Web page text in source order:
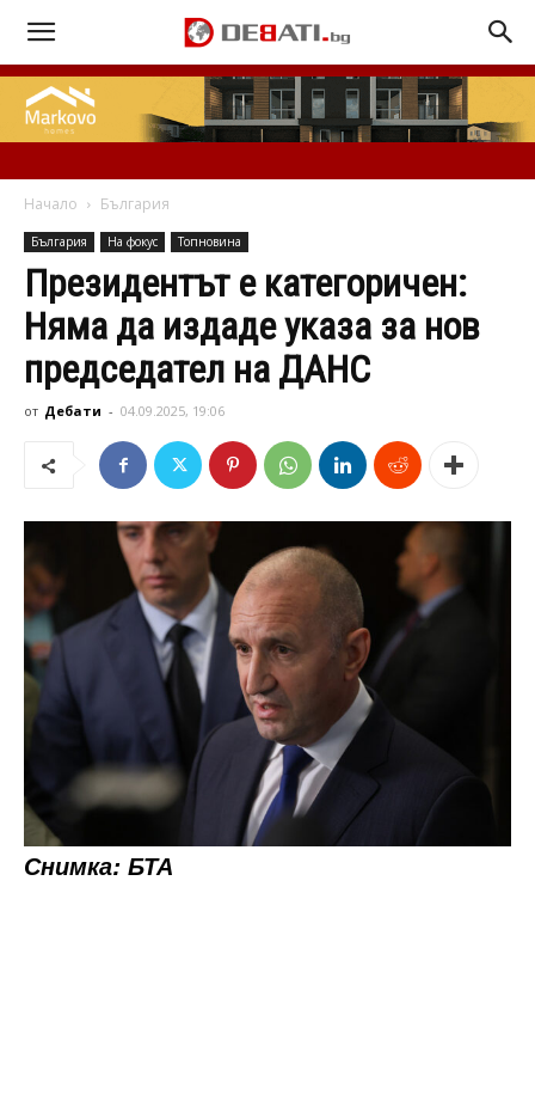
Начало България
България На фокус Топновина
Президентът е категоричен:
Няма да издаде указа за нов
председател на ДАНС
от Дебати - 04.09.2025, 19:06
Снимка: БТА